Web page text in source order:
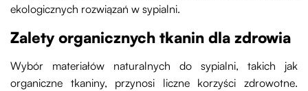
ekologicznych rozwiązań w sypialni.
Zalety organicznych tkanin dla zdrowia
Wybór materiałów naturalnych do sypialni, takich jak
organiczne tkaniny, przynosi liczne korzyści zdrowotne.